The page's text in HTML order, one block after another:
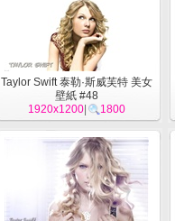
Taylor Swift 泰勒·斯威芙特 美女
壁紙 #48
1920x1200
1800